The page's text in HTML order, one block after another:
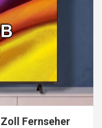
Zoll Fernseher